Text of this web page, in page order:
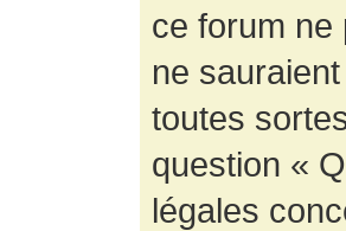
ce forum ne
ne
toutes
question «
légales